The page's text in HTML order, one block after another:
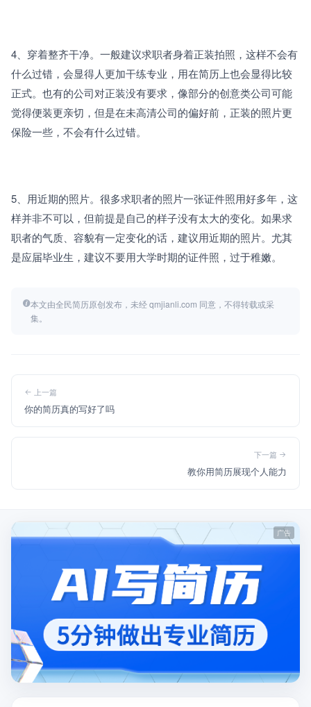
4、穿着整齐干净。一般建议求职者身着正装拍照，这样不会有
什么过错，会显得人更加干练专业，用在简历上也会显得比较
正式。也有的公司对正装没有要求，像部分的创意类公司可能
觉得便装更亲切，但是在未高清公司的偏好前，正装的照片更
保险一些，不会有什么过错。
5、用近期的照片。很多求职者的照片一张证件照用好多年，这
样并非不可以，但前提是自己的样子没有太大的变化。如果求
职者的气质、容貌有一定变化的话，建议用近期的照片。尤其
是应届毕业生，建议不要用大学时期的证件照，过于稚嫩。
本文由全民简历原创发布，未经 qmjianli.com 同意，不得转载或采
集。
上一篇
你的简历真的写好了吗
下一篇
教你用简历展现个人能力